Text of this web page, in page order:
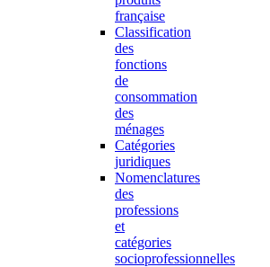
française
Classification
des
fonctions
de
consommation
des
ménages
Catégories
juridiques
Nomenclatures
des
professions
et
catégories
socioprofessionnelles